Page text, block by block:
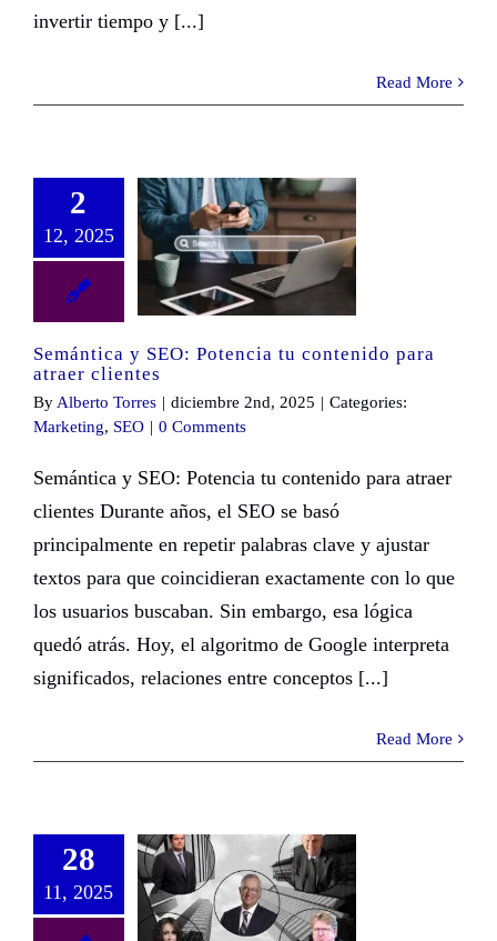
invertir tiempo y [...]
Read More
2
12, 2025
Semántica y SEO: Potencia tu contenido para
atraer clientes
By Alberto Torres | diciembre 2nd, 2025 | Categories:
Marketing, SEO | 0 Comments
Semántica y SEO: Potencia tu contenido para atraer
clientes Durante años, el SEO se basó
principalmente en repetir palabras clave y ajustar
textos para que coincidieran exactamente con lo que
los usuarios buscaban. Sin embargo, esa lógica
quedó atrás. Hoy, el algoritmo de Google interpreta
significados, relaciones entre conceptos [...]
Read More
28
11, 2025